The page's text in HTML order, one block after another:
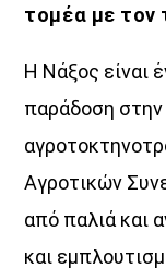
τομέα με τον
Η Νάξος είναι
παράδοση
Αγροτικών
από παλιά και
και